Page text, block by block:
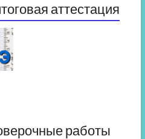
аттестация
работы